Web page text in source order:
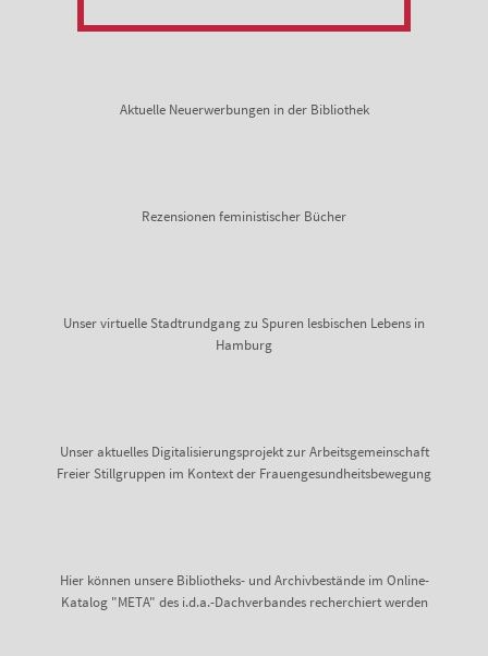
Aktuelle Neuerwerbungen in der Bibliothek
Rezensionen feministischer Bücher
Unser virtuelle Stadtrundgang zu Spuren lesbischen Lebens in
Hamburg
Unser aktuelles Digitalisierungsprojekt zur Arbeitsgemeinschaft
Freier Stillgruppen im Kontext der Frauengesundheitsbewegung
Hier können unsere Bibliotheks- und Archivbestände im Online-
Katalog "META" des i.d.a.-Dachverbandes recherchiert werden